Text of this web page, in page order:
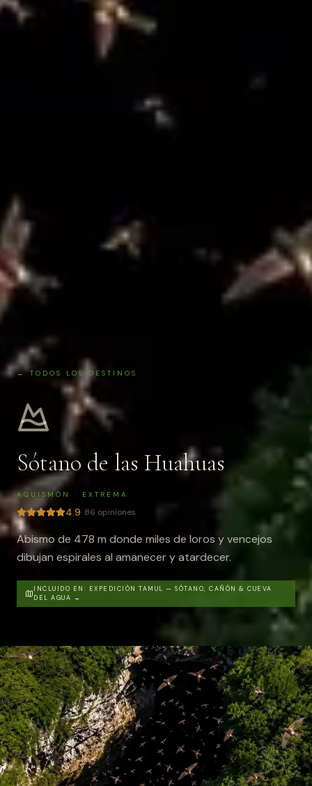
← TODOS LOS DESTINOS
Sótano de las Huahuas
AQUISMÓN · EXTREMA
4.9· 86 opiniones
Abismo de 478 m donde miles de loros y vencejos
dibujan espirales al amanecer y atardecer.
INCLUIDO EN: EXPEDICIÓN TAMUL — SÓTANO, CAÑÓN & CUEVA
DEL AGUA →